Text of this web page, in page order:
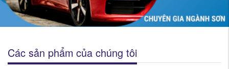
Các sản phẩm của chúng tôi